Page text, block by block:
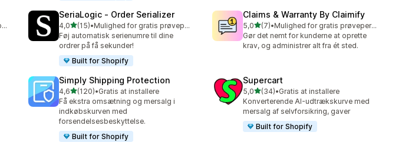
Mulighed for gratis prøveperiode
SeriaLogic ‑ Order Serializer
4,0ud af 5 stjerner
(15)
15 anmeldelser i alt
•
Mulighed for gratis prøveperiode
Føj automatisk serienumre til dine
ordrer på få sekunder!
Built for Shopify
Claims & Warranty By Claimify
5,0ud af 5 stjerner
(7)
7 anmeldelser i alt
•
Mulighed for gratis prøveperiode
Gør det nemt for kunderne at oprette
krav, og administrer alt fra ét sted.
Simply Shipping Protection
4,6ud af 5 stjerner
(120)
120 anmeldelser i alt
•Gratis at installere
Få ekstra omsætning og mersalg i
indkøbskurven med
forsendelsesbeskyttelse.
Built for Shopify
Supercart
5,0ud af 5 stjerner
(34)
34 anmeldelser i alt
•Gratis at installere
Konverterende AI-udtrækskurve med
mersalg af selvforsikring, gaver
Built for Shopify